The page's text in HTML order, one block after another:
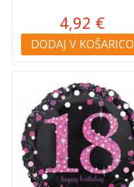
4,92 €
DODAJ V KOŠARICO